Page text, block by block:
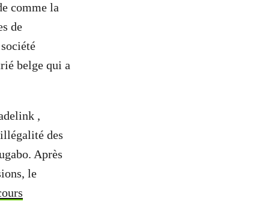
comme la
de
belge qui a
,
des
Après
le